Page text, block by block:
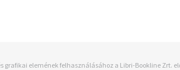
elemének felhasználásához a Libri-Bookline Zrt.